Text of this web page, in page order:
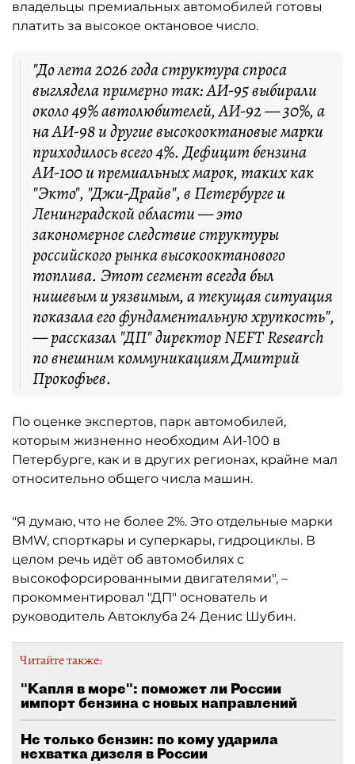
владельцы премиальных автомобилей готовы
платить за высокое октановое число.
"До лета 2026 года структура спроса
выглядела примерно так: АИ-95 выбирали
около 49% автолюбителей, АИ-92 — 30%, а
на АИ-98 и другие высокооктановые марки
приходилось всего 4%. Дефицит бензина
АИ-100 и премиальных марок, таких как
"Экто", "Джи-Драйв", в Петербурге и
Ленинградской области — это
закономерное следствие структуры
российского рынка высокооктанового
топлива. Этот сегмент всегда был
нишевым и уязвимым, а текущая ситуация
показала его фундаментальную хрупкость",
— рассказал "ДП" директор NEFT Research
по внешним коммуникациям Дмитрий
Прокофьев.
По оценке экспертов, парк автомобилей,
которым жизненно необходим АИ-100 в
Петербурге, как и в других регионах, крайне мал
относительно общего числа машин.
"Я думаю, что не более 2%. Это отдельные марки
BMW, спорткары и суперкары, гидроциклы. В
целом речь идёт об автомобилях с
высокофорсированными двигателями", –
прокомментировал "ДП" основатель и
руководитель Автоклуба 24 Денис Шубин.
Читайте также:
"Капля в море": поможет ли России
импорт бензина с новых направлений
Не только бензин: по кому ударила
нехватка дизеля в России